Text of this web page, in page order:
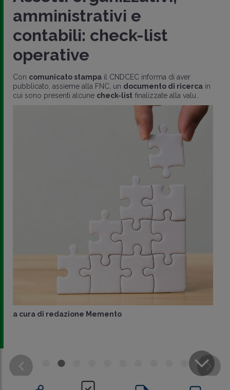
CONDIVIDI
amministrativi e
contabili: check-list
operative
Con comunicato stampa il CNDCEC informa di aver
pubblicato, assieme alla FNC, un documento di ricerca in
cui sono presenti alcune check-list finalizzate alla valu..
a cura di redazione Memento